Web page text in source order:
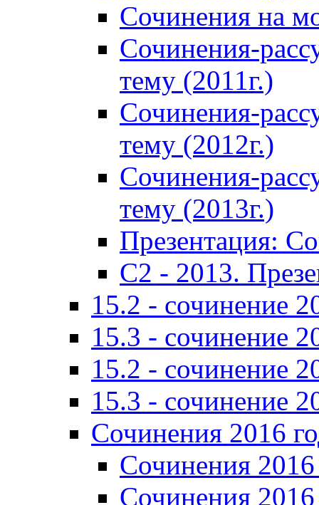
Сочинения на
Сочинения-
тему (2011г.)
Сочинения-
тему (2012г.)
Сочинения-
тему (2013г.)
Презентация:
C2 - 2013.
15.2 - сочинение
15.3 - сочинение
15.2 - сочинение
15.3 - сочинение
Сочинения 2016
Сочинения
Сочинения